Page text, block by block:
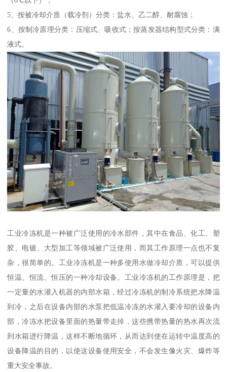
5、按被冷却介质（载冷剂）分类：盐水、乙二醇、耐腐蚀；
6、按制冷原理分类：压缩式、吸收式；按蒸发器结构型式分类：满
液式。
工业冷冻机是一种被广泛使用的冷水部件，其中在食品、化工、塑
胶、电镀、大型加工等领域被广泛使用，而其工作原理一点也不复
杂，很简单的。工业冷冻机是一种多使用水做冷却介质，可以提供
恒温、恒流、恒压的一种冷却设备。工业冷冻机的工作原理是，把
一定量的水灌入机器的内部水箱，经过冷冻机的制冷系统把水降温
到冷，之后在设备内部的水泵把低温冷冻的水灌入要冷却的设备内
部，冷冻水把设备里面的热量带走掉，这些携带热量的热水再次流
到水箱进行降温，这样不断地循环，从而达到使在运转中温度高的
设备降温的目的，以使这设备使用安全，不会发生像火灾、爆炸等
重大安全事故。